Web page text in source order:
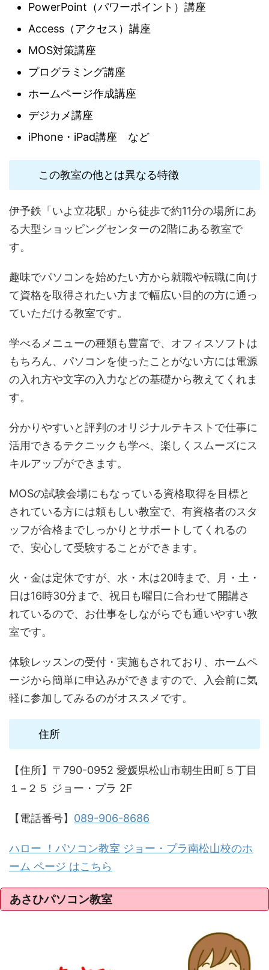
PowerPoint（パワーポイント）講座
Access（アクセス）講座
MOS対策講座
プログラミング講座
ホームページ作成講座
デジカメ講座
iPhone・iPad講座 など
この教室の他とは異なる特徴
伊予鉄「いよ立花駅」から徒歩で約11分の場所にあ
る大型ショッピングセンターの2階にある教室で
す。
趣味でパソコンを始めたい方から就職や転職に向け
て資格を取得されたい方まで幅広い目的の方に通っ
ていただける教室です。
学べるメニューの種類も豊富で、オフィスソフトは
もちろん、パソコンを使ったことがない方には電源
の入れ方や文字の入力などの基礎から教えてくれま
す。
分かりやすいと評判のオリジナルテキストで仕事に
活用できるテクニックも学べ、楽しくスムーズにス
キルアップができます。
MOSの試験会場にもなっている資格取得を目標と
されている方には頼もしい教室で、有資格者のスタ
ッフが合格までしっかりとサポートしてくれるの
で、安心して受験することができます。
火・金は定休ですが、水​・​木​は20時まで、月・土・
日は16時30分まで、祝日も曜日に合わせて開講さ
れているので、お仕事をしながらでも通いやすい教
室です。
体験レッスンの受付・実施もされており、ホームペ
ージから簡単に申込みができますので、入会前に気
軽に参加してみるのがオススメです。
住所
【住所】〒790-0952 愛媛県松山市朝生田町５丁目
１−２５ ジョー・プラ 2F
【電話番号】 089-906-8686
ハロー ！パソコン教室 ジョー・プラ南松山校のホ
ーム ページ はこちら
あさひパソコン教室